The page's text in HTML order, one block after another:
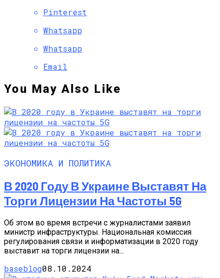
Pinterest
Whatsapp
Whatsapp
Email
You May Also Like
ЭКОНОМИКА И ПОЛИТИКА
В 2020 Году В Украине Выставят На
Торги Лицензии На Частоты 5G
Об этом во время встречи с журналистами заявил
министр инфраструктуры. Национальная комиссия
регулирования связи и информатизации в 2020 году
выставит на торги лицензии на...
baseblog08.10.2024